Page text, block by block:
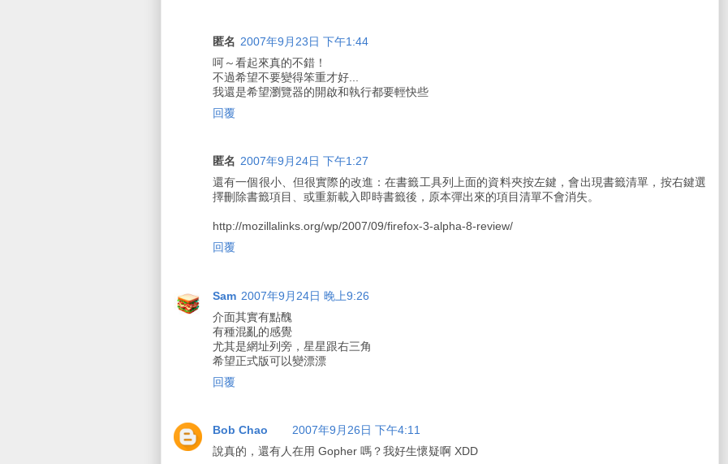
匿名 2007年9月23日 下午1:44
呵～看起來真的不錯！
不過希望不要變得笨重才好...
我還是希望瀏覽器的開啟和執行都要輕快些
回覆
匿名 2007年9月24日 下午1:27
還有一個很小、但很實際的改進：在書籤工具列上面的資料夾按左鍵，會出現書籤清單，按右鍵選
擇刪除書籤項目、或重新載入即時書籤後，原本彈出來的項目清單不會消失。
http://mozillalinks.org/wp/2007/09/firefox-3-alpha-8-review/
回覆
Sam 2007年9月24日 晚上9:26
介面其實有點醜
有種混亂的感覺
尤其是網址列旁，星星跟右三角
希望正式版可以變漂漂
回覆
Bob Chao
2007年9月26日 下午4:11
說真的，還有人在用 Gopher 嗎？我好生懷疑啊 XDD